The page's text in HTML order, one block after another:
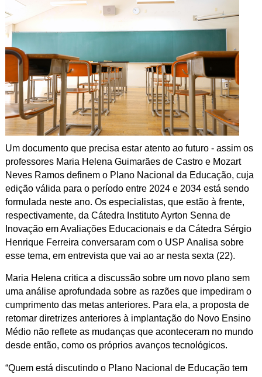
Um documento que precisa estar atento ao futuro - assim os
professores Maria Helena Guimarães de Castro e Mozart
Neves Ramos definem o Plano Nacional da Educação, cuja
edição válida para o período entre 2024 e 2034 está sendo
formulada neste ano. Os especialistas, que estão à frente,
respectivamente, da Cátedra Instituto Ayrton Senna de
Inovação em Avaliações Educacionais e da Cátedra Sérgio
Henrique Ferreira conversaram com o USP Analisa sobre
esse tema, em entrevista que vai ao ar nesta sexta (22).
Maria Helena critica a discussão sobre um novo plano sem
uma análise aprofundada sobre as razões que impediram o
cumprimento das metas anteriores. Para ela, a proposta de
retomar diretrizes anteriores à implantação do Novo Ensino
Médio não reflete as mudanças que aconteceram no mundo
desde então, como os próprios avanços tecnológicos.
“Quem está discutindo o Plano Nacional de Educação tem